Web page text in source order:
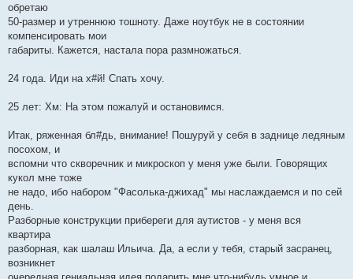
обретаю
50-размер и утреннюю тошноту. Даже ноутбук не в состоянии
компенсировать мои
габариты. Кажется, настала пора размножаться.
24 года. Иди на х#й! Спать хочу.
25 лет: Хм: На этом пожалуй и остановимся.
Итак, ряженная бл#дь, внимание! Пошуруй у себя в заднице ледяным
посохом, и
вспомни что скворечник и микроскоп у меня уже были. Говорящих
кукол мне тоже
не надо, ибо набором "Фасолька-джихад" мы наслаждаемся и по сей
день.
Разборные конструкции прибереги для аутистов - у меня вся
квартира
разборная, как шалаш Ильича. Да, а если у тебя, старый засранец,
возникнет